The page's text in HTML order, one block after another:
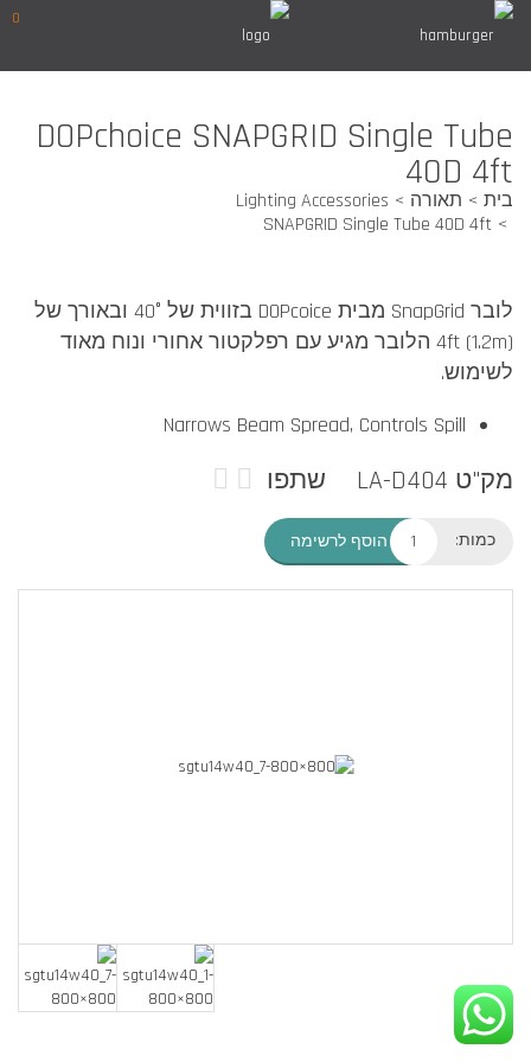
0
DOPchoice SNAPGRID Single Tube
40D 4ft
בית תאורה
Lighting Accessories
SNAPGRID Single Tube 40D 4ft
לובר SnapGrid מבית DOPcoice בזווית של 40° ובאורך של
(4ft (1.2m הלובר מגיע עם רפלקטור אחורי ונוח מאוד
לשימוש.
Narrows Beam Spread, Controls Spill
מק"ט LA-D404 שתפו
כמות: הוסף לרשימה